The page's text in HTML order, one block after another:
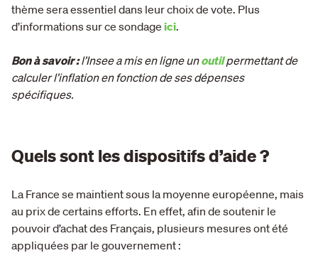
thème sera essentiel dans leur choix de vote. Plus
d’informations sur ce sondage ici.
Bon à savoir :l’Insee a mis en ligne unoutilpermettant de
calculer l’inflation en fonction de ses dépenses
spécifiques.
Quels sont les dispositifs d’aide ?
La France se maintient sous la moyenne européenne, mais
au prix de certains efforts. En effet, afin de soutenir le
pouvoir d’achat des Français, plusieurs mesures ont été
appliquées par le gouvernement :